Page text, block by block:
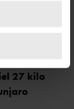
(fingerprinting)
te
te bieden